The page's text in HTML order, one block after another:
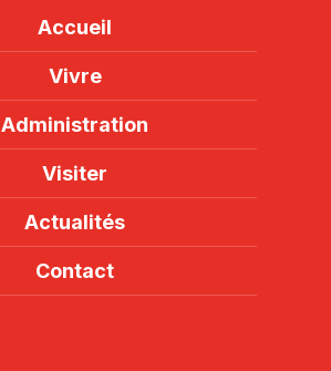
Accueil
Vivre
Administration
Visiter
Actualités
Contact